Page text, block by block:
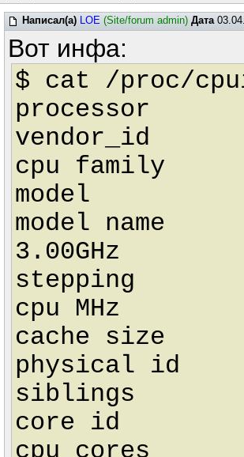
Написал(а) LOE (Site/forum admin) Дата
Вот инфа:
$ cat /proc/
processor
vendor_id :
cpu family
model
model name :
3.00GHz
stepping
cpu MHz :
cache size :
physical id
siblings
core id